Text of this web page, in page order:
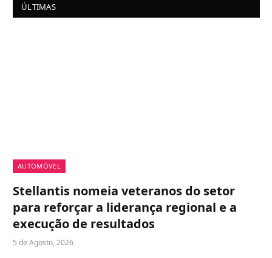
ÚLTIMAS
AUTOMÓVEL
Stellantis nomeia veteranos do setor
para reforçar a liderança regional e a
execução de resultados
5 de Agosto, 2026